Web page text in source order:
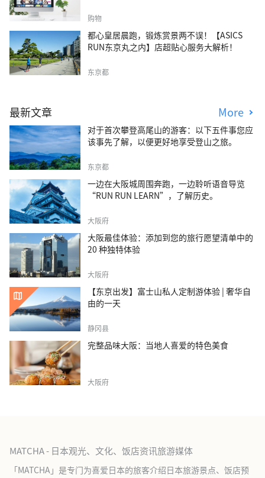
购物
都心皇居晨跑，锻炼赏景两不误！【ASICS
RUN东京丸之内】店超贴心服务大解析！
东京都
最新文章 More
对于首次攀登高尾山的游客：以下五件事您应
该事先了解，以便更好地享受登山之旅。
东京都
一边在大阪城周围奔跑，一边聆听语音导览
“RUN RUN LEARN”，了解历史。
大阪府
大阪最佳体验：添加到您的旅行愿望清单中的
20 种独特体验
大阪府
【东京出发】富士山私人定制游体验 | 奢华自
由的一天
静冈县
完整品味大阪：当地人喜爱的特色美食
大阪府
MATCHA - 日本观光、文化、饭店资讯旅游媒体
「MATCHA」是专门为喜爱日本的旅客介绍日本旅游景点、饭店预